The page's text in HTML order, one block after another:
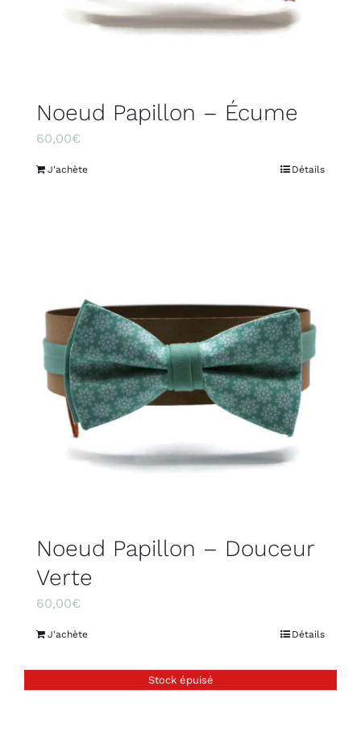
Noeud Papillon – Écume
60,00€
J'achète Détails
Noeud Papillon – Douceur
Verte
60,00€
J'achète Détails
Stock épuisé